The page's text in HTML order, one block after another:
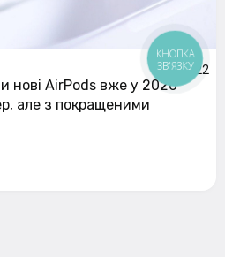
122
нові AirPods вже у 2026
але з покращеними
КНОПКА
ЗВ'ЯЗКУ